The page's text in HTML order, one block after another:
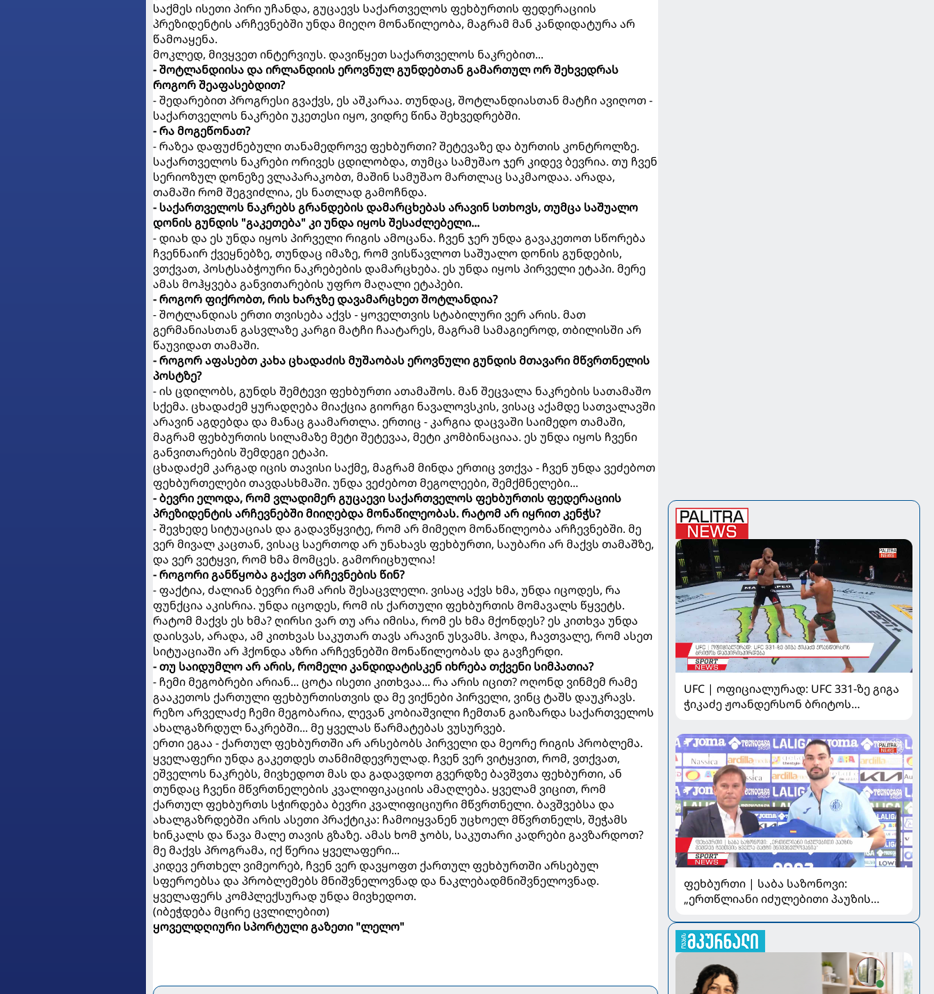
საქმეს ისეთი პირი უჩანდა, გუცაევს საქართველოს ფეხბურთის ფედერაციის
პრეზიდენტის არჩევნებში უნდა მიეღო მონაწილეობა, მაგრამ მან კანდიდატურა არ
წამოაყენა.
მოკლედ, მივყვეთ ინტერვიუს. დავიწყეთ საქართველოს ნაკრებით...
- შოტლანდიისა და ირლანდიის ეროვნულ გუნდებთან გამართულ ორ შეხვედრას
როგორ შეაფასებდით?
- შედარებით პროგრესი გვაქვს, ეს აშკარაა. თუნდაც, შოტლანდიასთან მატჩი ავიღოთ -
საქართველოს ნაკრები უკეთესი იყო, ვიდრე წინა შეხვედრებში.
- რა მოგეწონათ?
- რაზეა დაფუძნებული თანამედროვე ფეხბურთი? შეტევაზე და ბურთის კონტროლზე.
საქართველოს ნაკრები ორივეს ცდილობდა, თუმცა სამუშაო ჯერ კიდევ ბევრია. თუ ჩვენ
სერიოზულ დონეზე ვლაპარაკობთ, მაშინ სამუშაო მართლაც საკმაოდაა. არადა,
თამაში რომ შეგვიძლია, ეს ნათლად გამოჩნდა.
- საქართველოს ნაკრებს გრანდების დამარცხებას არავინ სთხოვს, თუმცა საშუალო
დონის გუნდის "გაკეთება" კი უნდა იყოს შესაძლებელი...
- დიახ და ეს უნდა იყოს პირველი რიგის ამოცანა. ჩვენ ჯერ უნდა გავაკეთოთ სწორება
ჩვენნაირ ქვეყნებზე, თუნდაც იმაზე, რომ ვისწავლოთ საშუალო დონის გუნდების,
ვთქვათ, პოსტსაბჭოური ნაკრებების დამარცხება. ეს უნდა იყოს პირველი ეტაპი. მერე
ამას მოჰყვება განვითარების უფრო მაღალი ეტაპები.
- როგორ ფიქრობთ, რის ხარჯზე დავამარცხეთ შოტლანდია?
- შოტლანდიას ერთი თვისება აქვს - ყოველთვის სტაბილური ვერ არის. მათ
გერმანიასთან გასვლაზე კარგი მატჩი ჩაატარეს, მაგრამ სამაგიეროდ, თბილისში არ
წაუვიდათ თამაში.
- როგორ აფასებთ კახა ცხადაძის მუშაობას ეროვნული გუნდის მთავარი მწვრთნელის
პოსტზე?
- ის ცდილობს, გუნდს შემტევი ფეხბურთი ათამაშოს. მან შეცვალა ნაკრების სათამაშო
სქემა. ცხადაძემ ყურადღება მიაქცია გიორგი ნავალოვსკის, ვისაც აქამდე სათვალავში
არავინ აგდებდა და მანაც გაამართლა. ერთიც - კარგია დაცვაში საიმედო თამაში,
მაგრამ ფეხბურთის სილამაზე მეტი შეტევაა, მეტი კომბინაციაა. ეს უნდა იყოს ჩვენი
განვითარების შემდეგი ეტაპი.
ცხადაძემ კარგად იცის თავისი საქმე, მაგრამ მინდა ერთიც ვთქვა - ჩვენ უნდა ვეძებოთ
ფეხბურთელები თავდასხმაში. უნდა ვეძებოთ მეგოლეები, შემქმნელები...
- ბევრი ელოდა, რომ ვლადიმერ გუცაევი საქართველოს ფეხბურთის ფედერაციის
პრეზიდენტის არჩევნებში მიიღებდა მონაწილეობას. რატომ არ იყრით კენჭს?
- შევხედე სიტუაციას და გადავწყვიტე, რომ არ მიმეღო მონაწილეობა არჩევნებში. მე
ვერ მივალ კაცთან, ვისაც საერთოდ არ უნახავს ფეხბურთი, საუბარი არ მაქვს თამაშზე,
და ვერ ვეტყვი, რომ ხმა მომცეს. გამორიცხულია!
- როგორი განწყობა გაქვთ არჩევნების წინ?
- ფაქტია, ძალიან ბევრი რამ არის შესაცვლელი. ვისაც აქვს ხმა, უნდა იცოდეს, რა
ფუნქცია აკისრია. უნდა იცოდეს, რომ ის ქართული ფეხბურთის მომავალს წყვეტს.
რატომ მაქვს ეს ხმა? ღირსი ვარ თუ არა იმისა, რომ ეს ხმა მქონდეს? ეს კითხვა უნდა
დაისვას, არადა, ამ კითხვას საკუთარ თავს არავინ უსვამს. ჰოდა, ჩავთვალე, რომ ასეთ
სიტუაციაში არ ჰქონდა აზრი არჩევნებში მონაწილეობას და გავჩერდი.
- თუ საიდუმლო არ არის, რომელი კანდიდატისკენ იხრება თქვენი სიმპათია?
- ჩემი მეგობრები არიან... ცოტა ისეთი კითხვაა... რა არის იცით? ოღონდ ვინმემ რამე
გააკეთოს ქართული ფეხბურთისთვის და მე ვიქნები პირველი, ვინც ტაშს დაუკრავს.
რეზო არველაძე ჩემი მეგობარია, ლევან კობიაშვილი ჩემთან გაიზარდა საქართველოს
ახალგაზრდულ ნაკრებში... მე ყველას წარმატებას ვუსურვებ.
ერთი ეგაა - ქართულ ფეხბურთში არ არსებობს პირველი და მეორე რიგის პრობლემა.
ყველაფერი უნდა გაკეთდეს თანმიმდევრულად. ჩვენ ვერ ვიტყვით, რომ, ვთქვათ,
ეშველოს ნაკრებს, მივხედოთ მას და გადავდოთ გვერდზე ბავშვთა ფეხბურთი, ან
თუნდაც ჩვენი მწვრთნელების კვალიფიკაციის ამაღლება. ყველამ ვიცით, რომ
ქართულ ფეხბურთს სჭირდება ბევრი კვალიფიციური მწვრთნელი. ბავშვებსა და
ახალგაზრდებში არის ასეთი პრაქტიკა: ჩამოიყვანენ უცხოელ მწვრთნელს, შეჭამს
ხინკალს და წავა მალე თავის გზაზე. ამას ხომ ჯობს, საკუთარი კადრები გავზარდოთ?
მე მაქვს პროგრამა, იქ წერია ყველაფერი...
კიდევ ერთხელ ვიმეორებ, ჩვენ ვერ დავყოფთ ქართულ ფეხბურთში არსებულ
სფეროებსა და პრობლემებს მნიშვნელოვნად და ნაკლებადმნიშვნელოვნად.
ყველაფერს კომპლექსურად უნდა მივხედოთ.
(იბეჭდება მცირე ცვლილებით)
ყოველდღიური სპორტული გაზეთი "ლელო"
UFC | ოფიციალურად: UFC 331-ზე გიგა
ჭიკაძე ჟოანდერსონ ბრიტოს
ფეხბურთი | საბა საზონოვი:
„ერთწლიანი იძულებითი პაუზის
მნიშვნელოვანია“